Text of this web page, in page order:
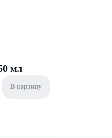
мл
В корзину